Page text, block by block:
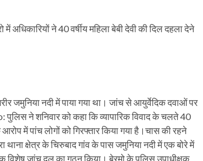
में अधिकारियों ने 40 वर्षीय महिला बेबी देवी की दिल दहला देने
जमुनिया नदी में पाया गया था। जांच से आयुर्वेदिक दवाओं पर
पुलिस ने शनिवार को कहा कि व्यापारिक विवाद के चलते 40
में पांच लोगों को गिरफ्तार किया गया है। चास की रहने
क्षेत्र के चिरुबाद गांव के पास जमुनिया नदी में एक बोरे में
विशेष जांच दल का गठन किया। बेरमो के पुलिस उपाधीक्षक